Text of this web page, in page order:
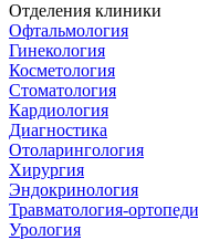
Отделения клиники
Офтальмология
Гинекология
Косметология
Стоматология
Кардиология
Диагностика
Отоларингология
Хирургия
Эндокринология
Травматология-
Урология